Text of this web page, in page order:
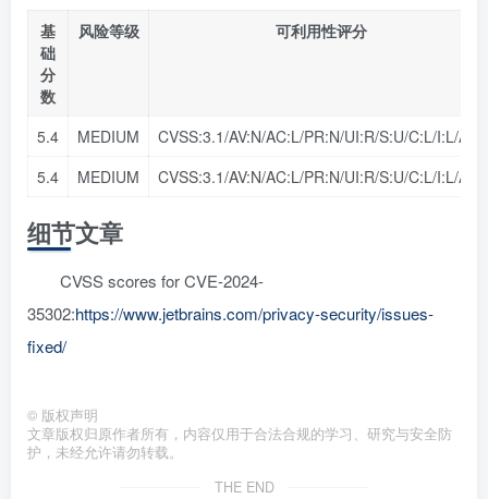
基
础
分
数
风险等级 可利用性评分
5.4 MEDIUM
CVSS:3.1/AV:N/AC:L/PR:N/UI:R/S:U/C:L/I:L/A:N
5.4
MEDIUM CVSS:3.1/AV:N/AC:L/PR:N/UI:R/S:U/C:L/I:L/A:N
细节文章
CVSS scores for CVE-2024-
35302:https://www.jetbrains.com/privacy-security/issues-
fixed/
© 版权声明
文章版权归原作者所有，内容仅用于合法合规的学习、研究与安全防
护，未经允许请勿转载。
THE END